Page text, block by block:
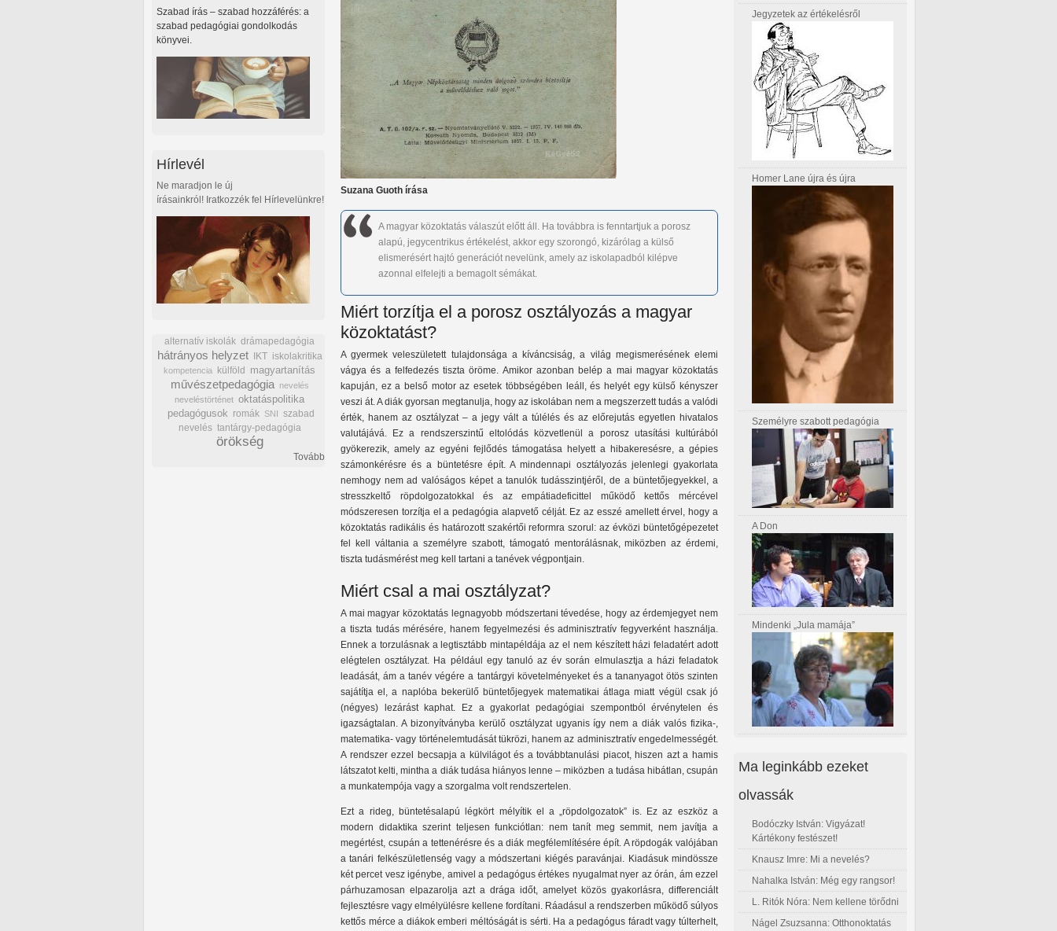
Suzana Guoth írása
A magyar közoktatás válaszút előtt áll. Ha továbbra is fenntartjuk a porosz
alapú, jegycentrikus értékelést, akkor egy szorongó, kizárólag a külső
elismerésért hajtó generációt nevelünk, amely az iskolapadból kilépve
azonnal elfelejti a bemagolt sémákat.
Miért torzítja el a porosz osztályozás a magyar
közoktatást?
A gyermek veleszületett tulajdonsága a kíváncsiság, a világ megismerésének elemi
vágya és a felfedezés tiszta öröme. Amikor azonban belép a mai magyar közoktatás
kapuján, ez a belső motor az esetek többségében leáll, és helyét egy külső kényszer
veszi át. A diák gyorsan megtanulja, hogy az iskolában nem a megszerzett tudás a valódi
érték, hanem az osztályzat – a jegy vált a túlélés és az előrejutás egyetlen hivatalos
valutájává. Ez a rendszerszintű eltolódás közvetlenül a porosz utasítási kultúrából
gyökerezik, amely az egyéni fejlődés támogatása helyett a hibakeresésre, a gépies
számonkérésre és a büntetésre épít. A mindennapi osztályozás jelenlegi gyakorlata
nemhogy nem ad valóságos képet a tanulók tudásszintjéről, de a büntetőjegyekkel, a
stresszkeltő röpdolgozatokkal és az empátiadeficittel működő kettős mércével
módszeresen torzítja el a pedagógia alapvető célját. Ez az esszé amellett érvel, hogy a
közoktatás radikális és határozott szakértői reformra szorul: az évközi büntetőgépezetet
fel kell váltania a személyre szabott, támogató mentorálásnak, miközben az érdemi,
tiszta tudásmérést meg kell tartani a tanévek végpontjain.
Miért csal a mai osztályzat?
A mai magyar közoktatás legnagyobb módszertani tévedése, hogy az érdemjegyet nem
a tiszta tudás mérésére, hanem fegyelmezési és adminisztratív fegyverként használja.
Ennek a torzulásnak a legtisztább mintapéldája az el nem készített házi feladatért adott
elégtelen osztályzat. Ha például egy tanuló az év során elmulasztja a házi feladatok
leadását, ám a tanév végére a tantárgyi követelményeket és a tananyagot ötös szinten
sajátítja el, a naplóba bekerülő büntetőjegyek matematikai átlaga miatt végül csak jó
(négyes) lezárást kaphat. Ez a gyakorlat pedagógiai szempontból érvénytelen és
igazságtalan. A bizonyítványba kerülő osztályzat ugyanis így nem a diák valós fizika-,
matematika- vagy történelemtudását tükrözi, hanem az adminisztratív engedelmességét.
A rendszer ezzel becsapja a külvilágot és a továbbtanulási piacot, hiszen azt a hamis
látszatot kelti, mintha a diák tudása hiányos lenne – miközben a tudása hibátlan, csupán
a munkatempója vagy a szorgalma volt rendszertelen.
Ezt a rideg, büntetésalapú légkört mélyítik el a „röpdolgozatok” is. Ez az eszköz a
modern didaktika szerint teljesen funkciótlan: nem tanít meg semmit, nem javítja a
megértést, csupán a tettenérésre és a diák megfélemlítésére épít. A röpdogák valójában
a tanári felkészületlenség vagy a módszertani kiégés paravánjai. Kiadásuk mindössze
két percet vesz igénybe, amivel a pedagógus értékes nyugalmat nyer az órán, ám ezzel
párhuzamosan elpazarolja azt a drága időt, amelyet közös gyakorlásra, differenciált
fejlesztésre vagy elmélyülésre kellene fordítani. Ráadásul a rendszerben működő súlyos
kettős mérce a diákok emberi méltóságát is sérti. Ha a pedagógus fáradt vagy túlterhelt,
Szabad írás – szabad hozzáférés: a
szabad pedagógiai gondolkodás
könyvei.
Hírlevél
Ne maradjon le új
írásainkról! Iratkozzék fel Hírlevelünkre!
alternatív iskolák drámapedagógia
hátrányos helyzet IKT iskolakritika
kompetencia külföld magyartanítás
művészetpedagógia
nevelés
neveléstörténet oktatáspolitika
pedagógusok romák SNI szabad
nevelés tantárgy-pedagógia
örökség
Tovább
Jegyzetek az értékelésről
Homer Lane újra és újra
Személyre szabott pedagógia
A Don
Mindenki „Jula mamája”
Ma leginkább ezeket
olvassák
Bodóczky István: Vigyázat!
Kártékony festészet!
Knausz Imre: Mi a nevelés?
Nahalka István: Még egy rangsor!
L. Ritók Nóra: Nem kellene törődni
Nágel Zsuzsanna: Otthonoktatás